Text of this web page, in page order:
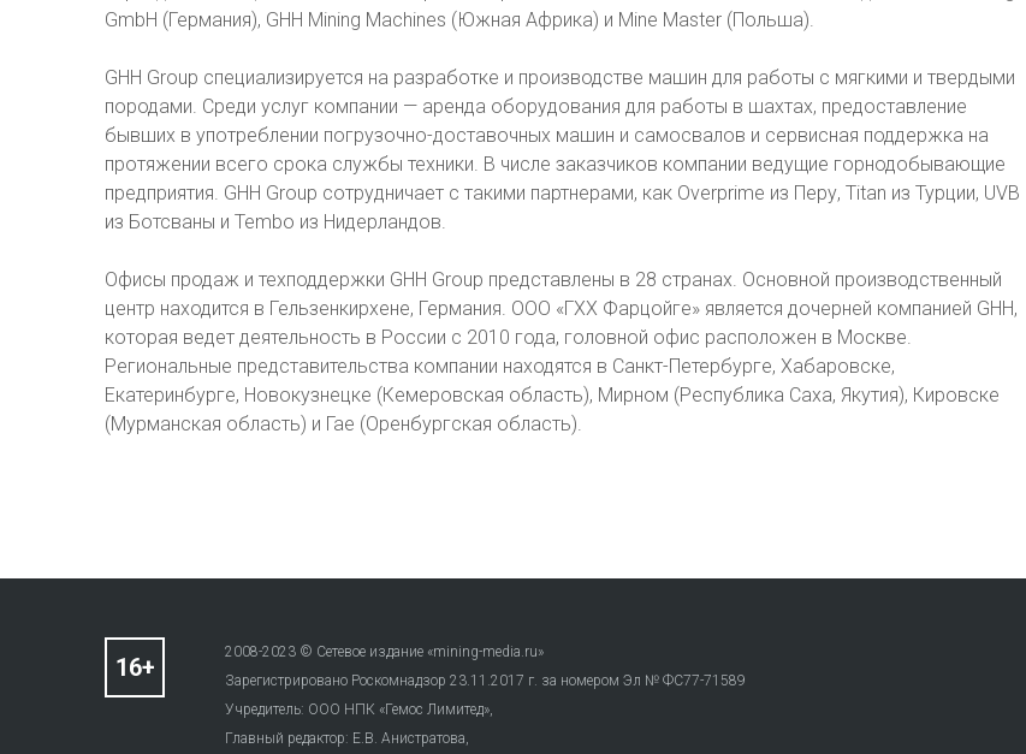
GmbH (Германия), GHH Mining Machines (Южная Африка) и Mine Master (Польша).
GHH Group специализируется на разработке и производстве машин для работы с мягкими и твердыми
породами. Среди услуг компании — аренда оборудования для работы в шахтах, предоставление
бывших в употреблении погрузочно-доставочных машин и самосвалов и сервисная поддержка на
протяжении всего срока службы техники. В числе заказчиков компании ведущие горнодобывающие
предприятия. GHH Group сотрудничает с такими партнерами, как Overprime из Перу, Titan из Турции, UVB
из Ботсваны и Tembo из Нидерландов.
Офисы продаж и техподдержки GHH Group представлены в 28 странах. Основной производственный
центр находится в Гельзенкирхене, Германия. ООО «ГХХ Фарцойге» является дочерней компанией GHH,
которая ведет деятельность в России с 2010 года, головной офис расположен в Москве.
Региональные представительства компании находятся в Санкт-Петербурге, Хабаровске,
Екатеринбурге, Новокузнецке (Кемеровская область), Мирном (Республика Саха, Якутия), Кировске
(Мурманская область) и Гае (Оренбургская область).
2008-2023 © Сетевое издание «mining-media.ru»
Зарегистрировано Роскомнадзор 23.11.2017 г. за номером Эл № ФС77-71589
Учредитель: ООО НПК «Гемос Лимитед»,
Главный редактор: Е.В. Анистратова,